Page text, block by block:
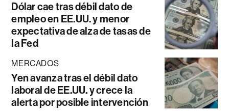
Dólar cae tras débil dato de
empleo en EE.UU. y menor
expectativa de alza de tasas de
la Fed
MERCADOS
Yen avanza tras el débil dato
laboral de EE.UU. y crece la
alerta por posible intervención